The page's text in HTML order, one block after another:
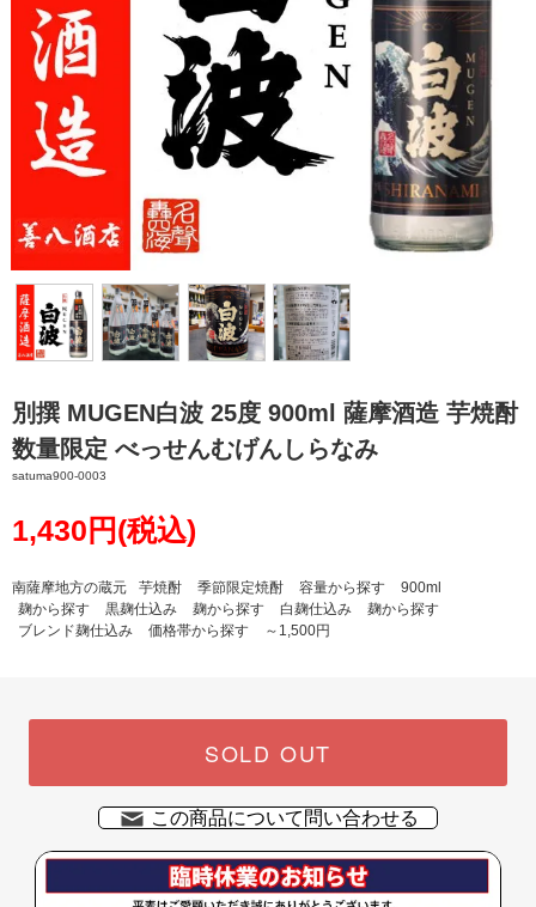
別撰 MUGEN白波 25度 900ml 薩摩酒造 芋焼酎
数量限定 べっせんむげんしらなみ
satuma900-0003
1,430円(税込)
南薩摩地方の蔵元 芋焼酎 季節限定焼酎 容量から探す
900ml
麹から探す
黒麹仕込み 麹から探す 白麹仕込み
麹から探す
ブレンド麹仕込み
価格帯から探す ～1,500円
SOLD OUT
この商品について問い合わせる